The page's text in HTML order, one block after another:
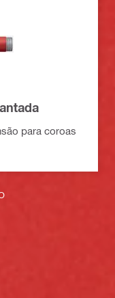
para coroas